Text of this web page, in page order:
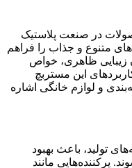
در صنعت پلاستیک
متنوع و جذاب را فراهم
زیبایی ظاهری، خواص
این مستربچ
و لوازم خانگی اشاره
تولید، باعث بهبود
پرکننده‌هایی مانند